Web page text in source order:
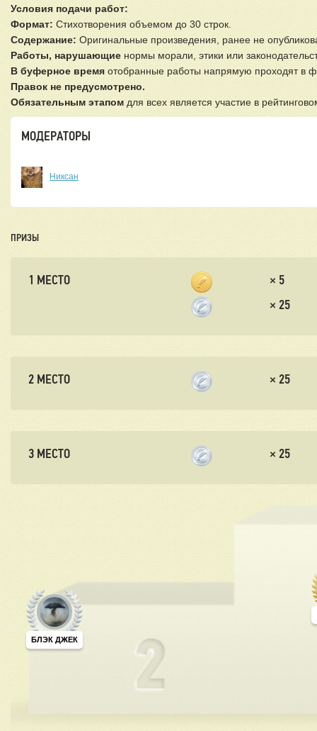
Условия подачи работ:
Формат: Стихотворения объемом до 30 строк.
Содержание: Оригинальные произведения, ранее не
Работы, нарушающие нормы морали, этики или
В буферное время отобранные работы напрямую проходят в
Правок не предусмотрено.
Обязательным этапом для всех является участие в
МОДЕРАТОРЫ
Никсан
ПРИЗЫ
1 МЕСТО × 5
× 25
2 МЕСТО × 25
3 МЕСТО × 25
БЛЭК ДЖЕК